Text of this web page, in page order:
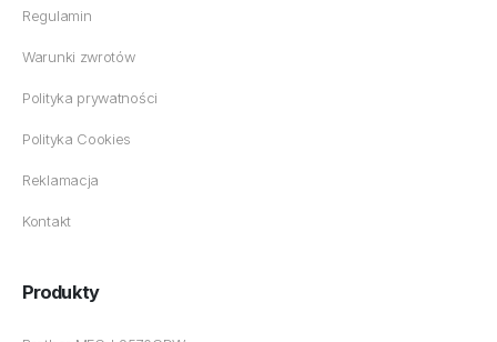
Regulamin
Warunki zwrotów
Polityka prywatności
Polityka Cookies
Reklamacja
Kontakt
Produkty